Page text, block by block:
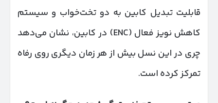
قابلیت تبدیل کابین به دو تخت‌خواب و سیستم
کاهش نویز فعال (ENC) در کابین، نشان می‌دهد
چری در این نسل بیش از هر زمان دیگری روی رفاه
تمرکز کرده است.